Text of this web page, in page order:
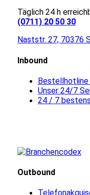
Täglich 24 h
(0711) 20 50 30
Naststr. 27, 70376
Inbound
Bestellhotline
Unser 24/7
24 / 7
Outbound